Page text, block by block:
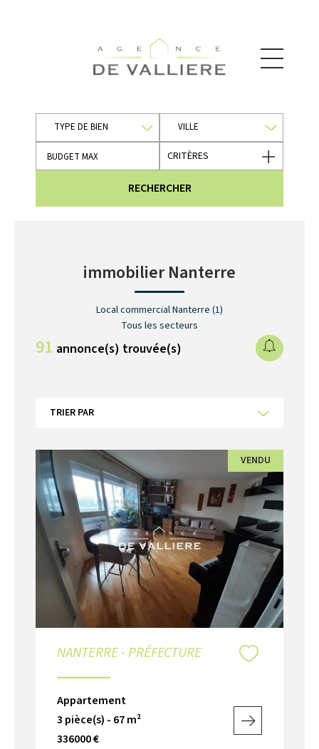
TYPE DE BIEN VILLE
CRITÈRES
RECHERCHER
immobilier Nanterre
Local commercial Nanterre (1)
Tous les secteurs
91 annonce(s) trouvée(s)
TRIER PAR
VENDU
NANTERRE - PRÉFECTURE
Appartement
3 pièce(s) - 67 m²
336000 €